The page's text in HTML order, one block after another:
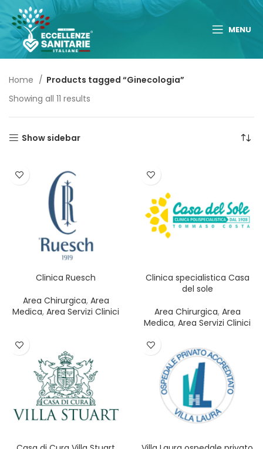
MENU
REGIONE
PROVINCIA
CATEGORIA FILTER
Home
Products tagged “Ginecologia”
Showing all 11 results
Show sidebar
Clinica Ruesch
Area Chirurgica, Area
Medica, Area Servizi Clinici
Clinica specialistica Casa
del sole
Area Chirurgica, Area
Medica, Area Servizi Clinici